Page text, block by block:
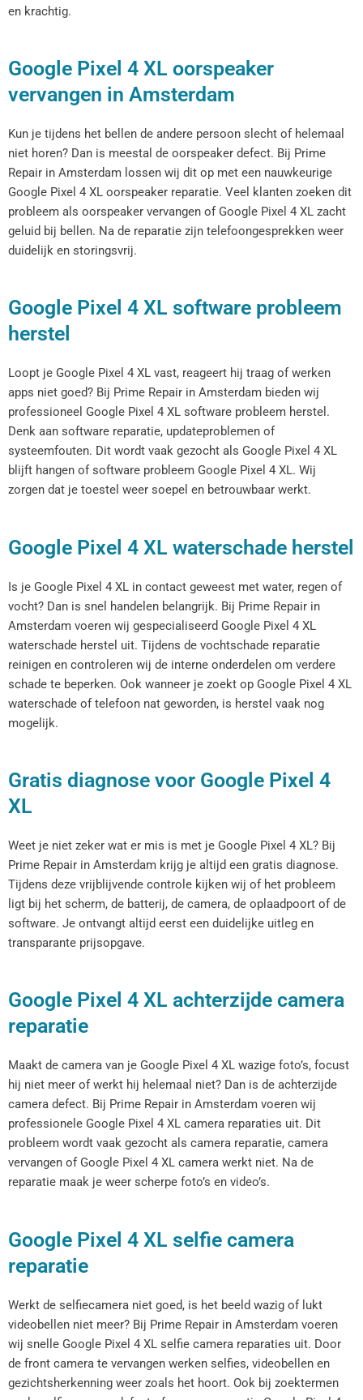
en krachtig.
Google Pixel 4 XL oorspeaker
vervangen in Amsterdam
Kun je tijdens het bellen de andere persoon slecht of helemaal
niet horen? Dan is meestal de oorspeaker defect. Bij Prime
Repair in Amsterdam lossen wij dit op met een nauwkeurige
Google Pixel 4 XL oorspeaker reparatie. Veel klanten zoeken dit
probleem als oorspeaker vervangen of Google Pixel 4 XL zacht
geluid bij bellen. Na de reparatie zijn telefoongesprekken weer
duidelijk en storingsvrij.
Google Pixel 4 XL software probleem
herstel
Loopt je Google Pixel 4 XL vast, reageert hij traag of werken
apps niet goed? Bij Prime Repair in Amsterdam bieden wij
professioneel Google Pixel 4 XL software probleem herstel.
Denk aan software reparatie, updateproblemen of
systeemfouten. Dit wordt vaak gezocht als Google Pixel 4 XL
blijft hangen of software probleem Google Pixel 4 XL. Wij
zorgen dat je toestel weer soepel en betrouwbaar werkt.
Google Pixel 4 XL waterschade herstel
Is je Google Pixel 4 XL in contact geweest met water, regen of
vocht? Dan is snel handelen belangrijk. Bij Prime Repair in
Amsterdam voeren wij gespecialiseerd Google Pixel 4 XL
waterschade herstel uit. Tijdens de vochtschade reparatie
reinigen en controleren wij de interne onderdelen om verdere
schade te beperken. Ook wanneer je zoekt op Google Pixel 4 XL
waterschade of telefoon nat geworden, is herstel vaak nog
mogelijk.
Gratis diagnose voor Google Pixel 4
XL
Weet je niet zeker wat er mis is met je Google Pixel 4 XL? Bij
Prime Repair in Amsterdam krijg je altijd een gratis diagnose.
Tijdens deze vrijblijvende controle kijken wij of het probleem
ligt bij het scherm, de batterij, de camera, de oplaadpoort of de
software. Je ontvangt altijd eerst een duidelijke uitleg en
transparante prijsopgave.
Google Pixel 4 XL achterzijde camera
reparatie
Maakt de camera van je Google Pixel 4 XL wazige foto’s, focust
hij niet meer of werkt hij helemaal niet? Dan is de achterzijde
camera defect. Bij Prime Repair in Amsterdam voeren wij
professionele Google Pixel 4 XL camera reparaties uit. Dit
probleem wordt vaak gezocht als camera reparatie, camera
vervangen of Google Pixel 4 XL camera werkt niet. Na de
reparatie maak je weer scherpe foto’s en video’s.
Google Pixel 4 XL selfie camera
reparatie
Werkt de selfiecamera niet goed, is het beeld wazig of lukt
videobellen niet meer? Bij Prime Repair in Amsterdam voeren
wij snelle Google Pixel 4 XL selfie camera reparaties uit. Door
de front camera te vervangen werken selfies, videobellen en
gezichtsherkenning weer zoals het hoort. Ook bij zoektermen